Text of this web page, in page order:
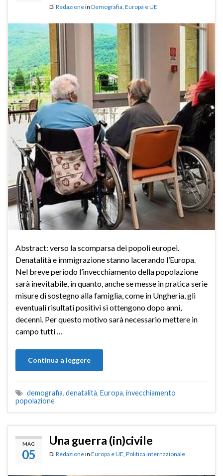
DiRedazionein Demografia Europa e UE
Abstract: verso la scomparsa dei popoli europei.
Denatalità e immigrazione stanno lacerando l’Europa.
Nel breve periodo l’invecchiamento della popolazione
sarà inevitabile, in quanto, anche se messe in pratica serie
misure di sostegno alla famiglia, come in Ungheria, gli
eventuali risultati positivi si ottengono dopo anni,
decenni. Per questo motivo sarà necessario mettere in
campo tutti …
Continua a leggere
demografia, denatalità, Europa, invecchiamento
popolazione
MAG
05
Una guerra (in)civile
DiRedazionein Europa e UE Politica internazionale